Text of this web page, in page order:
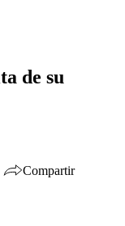
de su
Compartir